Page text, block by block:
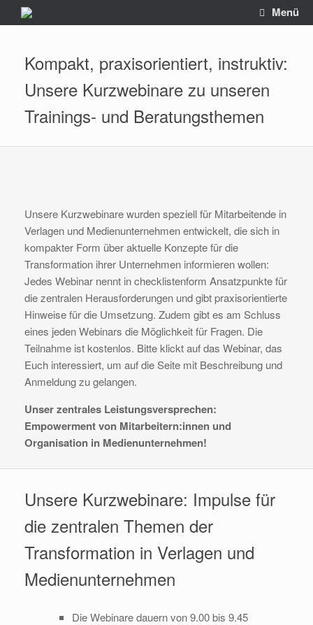
Inhalt
Menü
Kompakt, praxisorientiert, instruktiv:
Unsere Kurzwebinare zu unseren
Trainings- und Beratungsthemen
Unsere Kurzwebinare wurden speziell für Mitarbeitende in
Verlagen und Medienunternehmen entwickelt, die sich in
kompakter Form über aktuelle Konzepte für die
Transformation ihrer Unternehmen informieren wollen:
Jedes Webinar nennt in checklistenform Ansatzpunkte für
die zentralen Herausforderungen und gibt praxisorientierte
Hinweise für die Umsetzung. Zudem gibt es am Schluss
eines jeden Webinars die Möglichkeit für Fragen. Die
Teilnahme ist kostenlos. Bitte klickt auf das Webinar, das
Euch interessiert, um auf die Seite mit Beschreibung und
Anmeldung zu gelangen.
Unser zentrales Leistungsversprechen:
Empowerment von Mitarbeitern:innen und
Organisation in Medienunternehmen!
Unsere Kurzwebinare: Impulse für
die zentralen Themen der
Transformation in Verlagen und
Medienunternehmen
Die Webinare dauern von 9.00 bis 9.45